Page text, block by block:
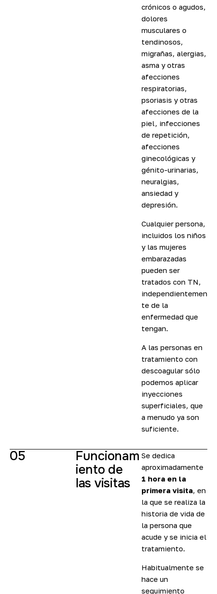
crónicos o agudos,
dolores
musculares o
tendinosos,
migrañas, alergias,
asma y otras
afecciones
respiratorias,
psoriasis y otras
afecciones de la
piel, infecciones
de repetición,
afecciones
ginecológicas y
génito-urinarias,
neuralgias,
ansiedad y
depresión.
Cualquier persona,
incluidos los niños
y las mujeres
embarazadas
pueden ser
tratados con TN,
independientemen
te de la
enfermedad que
tengan.
A las personas en
tratamiento con
descoagular sólo
podemos aplicar
inyecciones
superficiales, que
a menudo ya son
suficiente.
05
Funcionam
iento de
las visitas
Se dedica
aproximadamente
1 hora en la
primera visita, en
la que se realiza la
historia de vida de
la persona que
acude y se inicia el
tratamiento.
Habitualmente se
hace un
seguimiento